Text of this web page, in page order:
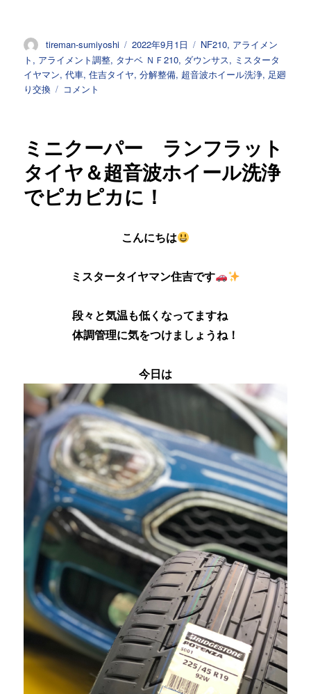
投
稿
者
tireman-sumiyoshi
投
稿
日:
2022年9月1日
カ
テ
ゴ
NF210, アライメン
ト , アライメント調整, タナベ ＮＦ210, ダウンサス, ミスタータ
イヤマン,代車,住吉タイヤ,分解整備, 超音波ホイール洗浄, 足廻
り交換
日々
ん
の
作
業
を
に
コメント
ミニクーパー ランフラット
タイヤ＆超音波ホイール洗浄
でピカピカに！
こんにちは
ミスタータイヤマン住吉です
段々と気温も低くなってますね
体調管理に気をつけましょうね！
今日は